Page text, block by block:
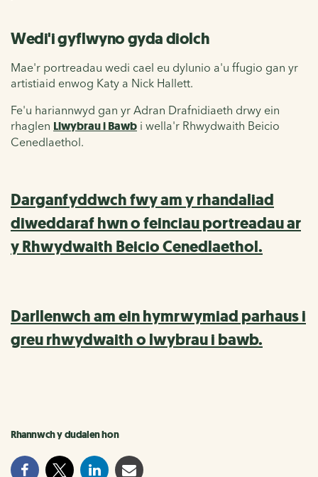
Wedi'i gyflwyno gyda diolch
Mae'r portreadau wedi cael eu dylunio a'u ffugio gan yr
artistiaid enwog Katy a Nick Hallett.
Fe'u hariannwyd gan yr Adran Drafnidiaeth drwy ein
rhaglen Llwybrau i Bawb i wella'r Rhwydwaith Beicio
Cenedlaethol.
Darganfyddwch fwy am y rhandaliad
diweddaraf hwn o feinciau portreadau ar
y Rhwydwaith Beicio Cenedlaethol.
Darllenwch am ein hymrwymiad parhaus i
greu rhwydwaith o lwybrau i bawb.
Rhannwch y dudalen hon